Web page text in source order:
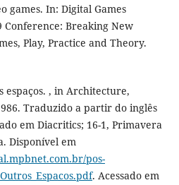
games. In: Digital Games
Conference: Breaking New
Play, Practice and Theory.
espaços. , in Architecture,
Traduzido a partir do inglês
em Diacritics; 16-1, Primavera
Disponível em
pos-
. Acessado em